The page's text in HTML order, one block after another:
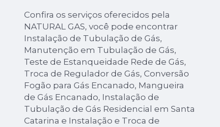
Confira os serviços oferecidos pela
NATURAL GAS, você pode encontrar
Instalação de Tubulação de Gás,
Manutenção em Tubulação de Gás,
Teste de Estanqueidade Rede de Gás,
Troca de Regulador de Gás, Conversão
Fogão para Gás Encanado, Mangueira
de Gás Encanado, Instalação de
Tubulação de Gás Residencial em Santa
Catarina e Instalação e Troca de